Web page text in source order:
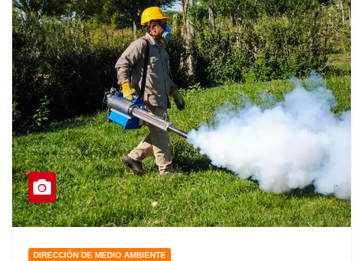
DIRECCIÓN DE MEDIO AMBIENTE